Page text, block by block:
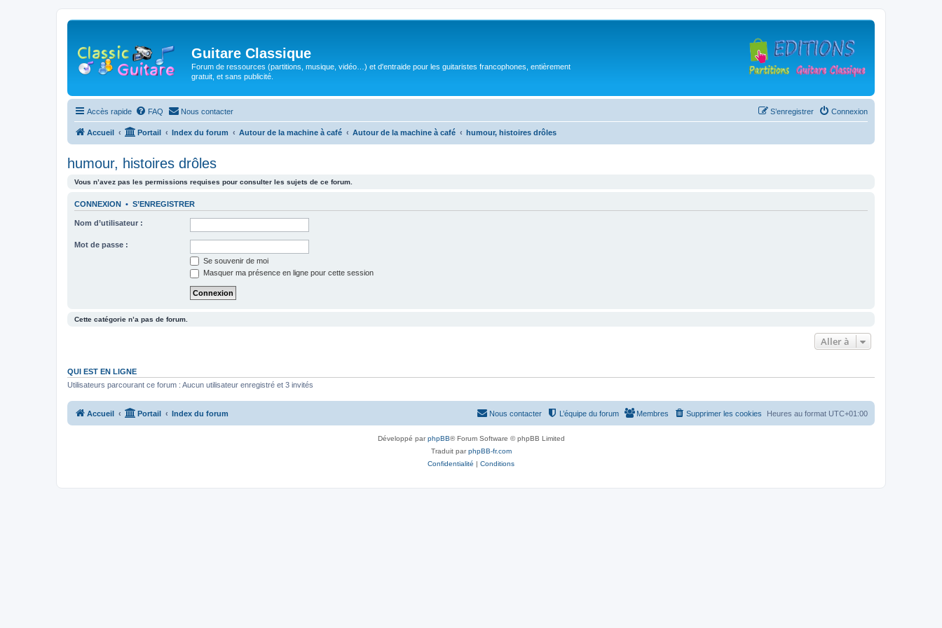
Guitare Classique
Forum de ressources (partitions, musique, vidéo…) et d'entraide pour les guitaristes francophones, entièrement
gratuit, et sans publicité.
Accès rapide FAQ Nous contacter Connexion
S’enregistrer
Accueil Portail Index du forum Autour de la machine à café Autour de la machine à café humour, histoires drôles
humour, histoires drôles
Vous n’avez pas les permissions requises pour consulter les sujets de ce forum.
CONNEXION • S’ENREGISTRER
Nom d’utilisateur :
Mot de passe :
Se souvenir de moi
Masquer ma présence en ligne pour cette session
Cette catégorie n’a pas de forum.
Aller à
QUI EST EN LIGNE
Utilisateurs parcourant ce forum : Aucun utilisateur enregistré et 3 invités
Accueil Portail Index du forum Heures au format UTC+01:00
Supprimer les cookies
Membres
L’équipe du forum
Nous contacter
Développé parphpBB® Forum Software © phpBB Limited
Traduit parphpBB-fr.com
Confidentialité | Conditions